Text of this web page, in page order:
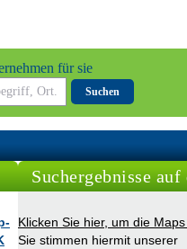
für sie
Suchen
Suchergebnisse
Klicken Sie hier, um die Maps
Sie stimmen hiermit unserer